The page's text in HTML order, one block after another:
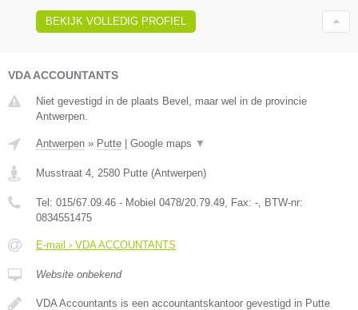
BEKIJK VOLLEDIG PROFIEL
VDA ACCOUNTANTS
Niet gevestigd in de plaats Bevel, maar wel in de provincie
Antwerpen.
Antwerpen » Putte | Google maps ▼
Musstraat 4 2580 Putte (Antwerpen)
Tel: 015/67.09.46 - Mobiel 0478/20.79.49 , Fax: - , BTW-nr:
0834551475
E-mail › VDA ACCOUNTANTS
Website onbekend
VDA Accountants is een accountantskantoor gevestigd in Putte